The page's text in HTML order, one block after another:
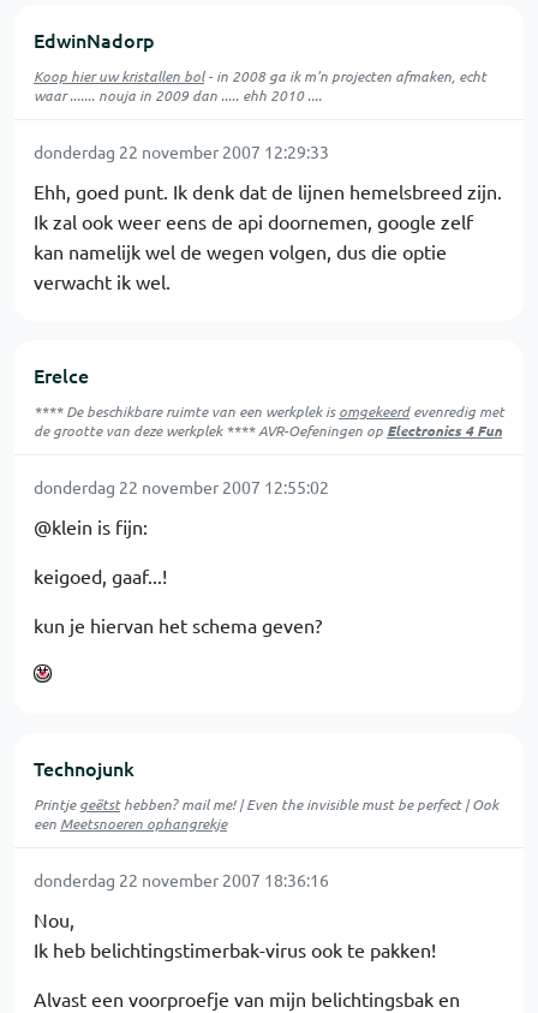
EdwinNadorp
Koop hier uw kristallen bol- in 2008 ga ik m'n projecten afmaken, echt
waar ....... nouja in 2009 dan ..... ehh 2010 ....
donderdag 22 november 2007 12:29:33
Ehh, goed punt. Ik denk dat de lijnen hemelsbreed zijn.
Ik zal ook weer eens de api doornemen, google zelf
kan namelijk wel de wegen volgen, dus die optie
verwacht ik wel.
Erelce
**** De beschikbare ruimte van een werkplek isomgekeerdevenredig met
de grootte van deze werkplek **** AVR-Oefeningen op Electronics 4 Fun
donderdag 22 november 2007 12:55:02
@klein is fijn:
keigoed, gaaf...!
kun je hiervan het schema geven?
Technojunk
Printjegeëtsthebben? mail me! | Even the invisible must be perfect | Ook
een Meetsnoeren ophangrekje
donderdag 22 november 2007 18:36:16
Nou,
Ik heb belichtingstimerbak-virus ook te pakken!
Alvast een voorproefje van mijn belichtingsbak en